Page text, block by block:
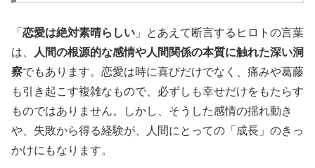
「 恋愛は絶対素晴らしい 」とあえて断言するヒロトの言葉
は、
人間の根源的な感情や人間関係の本質に触れた深い洞
察でもあります。恋愛は時に喜びだけでなく、痛みや葛藤
も引き起こす複雑なもので、必ずしも幸せだけをもたらす
ものではありません。しかし、そうした感情の揺れ動き
や、失敗から得る経験が、人間にとっての「成長」のきっ
かけにもなります。